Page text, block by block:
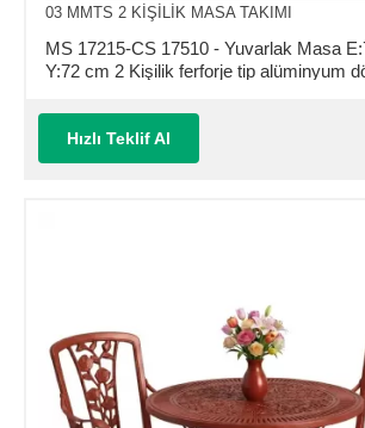
03 MMTS 2 KİŞİLİK MASA TAKIMI
MS 17215-CS 17510 - Yuvarlak Masa
Y:72 cm 2 Kişilik ferforje tip alüminyum
Hızlı Teklif Al